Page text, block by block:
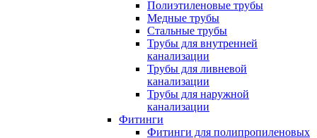
Полиэтиленовые трубы
Медные трубы
Стальные трубы
Трубы для внутренней
канализации
Трубы для ливневой
канализации
Трубы для наружной
канализации
Фитинги
Фитинги для полипропиленовых